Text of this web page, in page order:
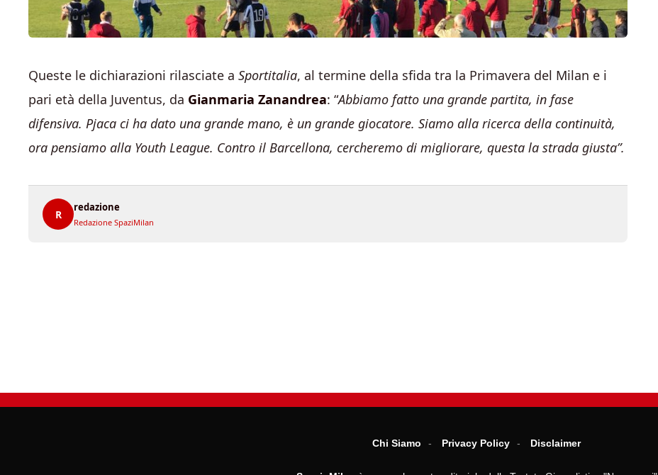
Queste le dichiarazioni rilasciate a Sportitalia, al termine della sfida tra la Primavera del Milan e i
pari età della Juventus, da Gianmaria Zanandrea: “Abbiamo fatto una grande partita, in fase
difensiva. Pjaca ci ha dato una grande mano, è un grande giocatore. Siamo alla ricerca della continuità,
ora pensiamo alla Youth League. Contro il Barcellona, cercheremo di migliorare, questa la strada giusta”.
R
redazione
Redazione SpaziMilan
Chi Siamo Privacy Policy Disclaimer